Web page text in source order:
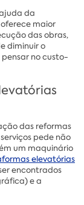
da
maior
das obras,
diminuir o
no custo-
das reformas
pede não
um maquinário
elevatórias
encontrados
e a